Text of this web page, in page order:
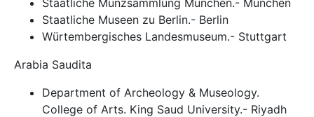
Staatliche Münzsammlung München.- München
Staatliche Museen zu Berlin.- Berlin
Würtembergisches Landesmuseum.- Stuttgart
Arabia Saudita
Department of Archeology & Museology.
College of Arts. King Saud University.- Riyadh